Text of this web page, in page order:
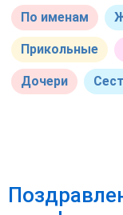
По именам
Прикольные
Дочери